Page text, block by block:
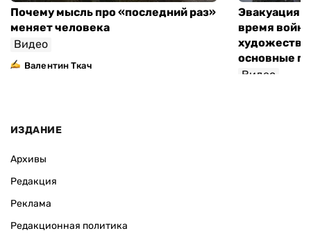
Почему мысль про «последний раз»
меняет человека
Видео
Валентин Ткач
Эвакуация
время
основные
Видео
ИЗДАНИЕ
Архивы
Редакция
Реклама
Редакционная политика